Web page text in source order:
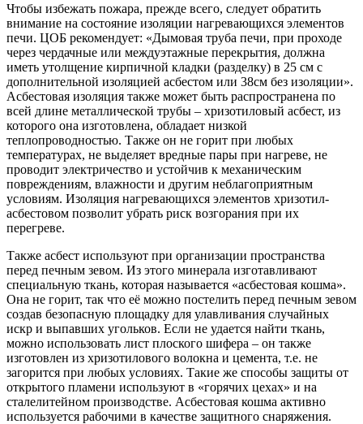
Чтобы избежать пожара, прежде всего, следует обратить
внимание на состояние изоляции нагревающихся элементов
печи. ЦОБ рекомендует: «Дымовая труба печи, при проходе
через чердачные или междуэтажные перекрытия, должна
иметь утолщение кирпичной кладки (разделку) в 25 см с
дополнительной изоляцией асбестом или 38см без изоляции».
Асбестовая изоляция также может быть распространена по
всей длине металлической трубы – хризотиловый асбест, из
которого она изготовлена, обладает низкой
теплопроводностью. Также он не горит при любых
температурах, не выделяет вредные пары при нагреве, не
проводит электричество и устойчив к механическим
повреждениям, влажности и другим неблагоприятным
условиям. Изоляция нагревающихся элементов хризотил-
асбестовом позволит убрать риск возгорания при их
перегреве.
Также асбест используют при организации пространства
перед печным зевом. Из этого минерала изготавливают
специальную ткань, которая называется «асбестовая кошма».
Она не горит, так что её можно постелить перед печным зевом
создав безопасную площадку для улавливания случайных
искр и выпавших угольков. Если не удается найти ткань,
можно использовать лист плоского шифера – он также
изготовлен из хризотилового волокна и цемента, т.е. не
загорится при любых условиях. Такие же способы защиты от
открытого пламени используют в «горячих цехах» и на
сталелитейном производстве. Асбестовая кошма активно
используется рабочими в качестве защитного снаряжения.